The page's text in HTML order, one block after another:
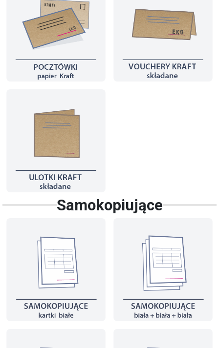
Samokopiujące